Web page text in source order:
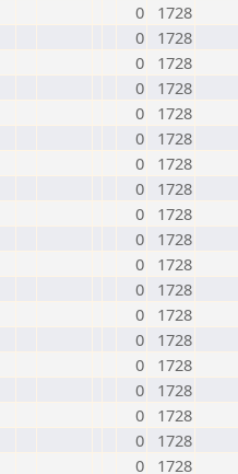
0
1728
0
1728
0
1728
0
1728
0
1728
0
1728
0
1728
0
1728
0
1728
0
1728
0
1728
0
1728
0
1728
0
1728
0
1728
0
1728
0
1728
0
1728
0
1728